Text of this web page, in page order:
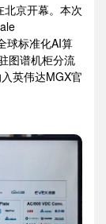
京开幕。本次
球标准化AI算
图谱机柜分流
英伟达MGX官